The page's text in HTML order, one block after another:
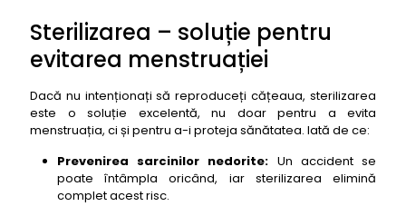
Sterilizarea – soluție pentru
evitarea menstruației
Dacă nu intenționați să reproduceți cățeaua, sterilizarea
este o soluție excelentă, nu doar pentru a evita
menstruația, ci și pentru a-i proteja sănătatea. Iată de ce:
Prevenirea sarcinilor nedorite: Un accident se
poate întâmpla oricând, iar sterilizarea elimină
complet acest risc.